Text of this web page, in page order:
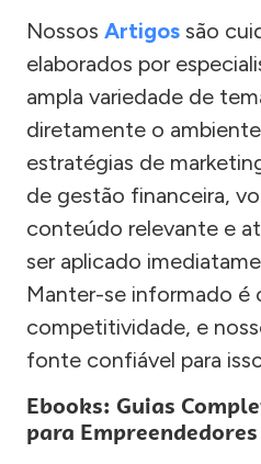
Nossos Artigos são
elaborados por
ampla variedade de
diretamente o
estratégias de
de gestão financeira,
conteúdo relevante e
ser aplicado
Manter-se informado é
competitividade, e
fonte confiável para
Ebooks: Guias
para Empreendedores